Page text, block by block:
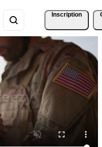
Inscription